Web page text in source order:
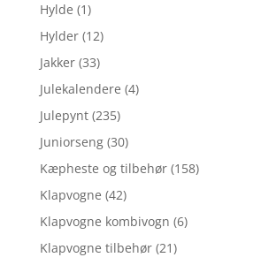
Hylde (1)
Hylder (12)
Jakker (33)
Julekalendere (4)
Julepynt (235)
Juniorseng (30)
Kæpheste og tilbehør (158)
Klapvogne (42)
Klapvogne kombivogn (6)
Klapvogne tilbehør (21)